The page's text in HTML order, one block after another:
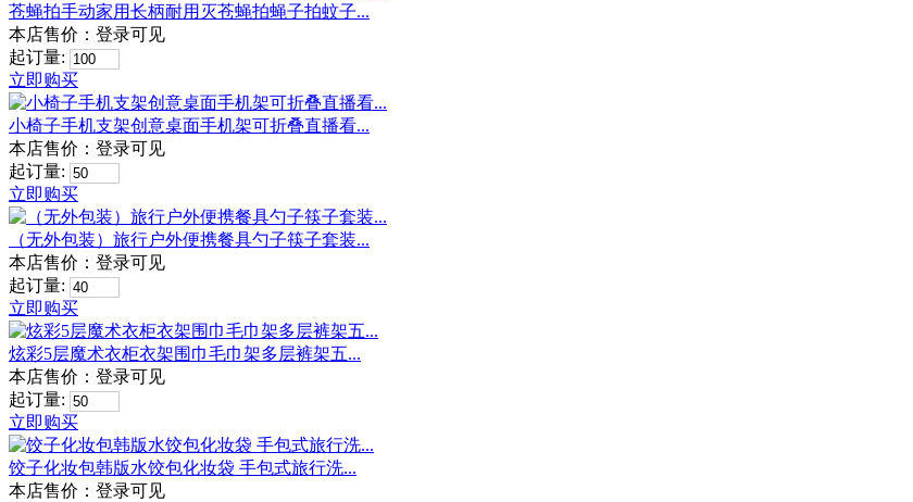
苍蝇拍手动家用长柄耐用灭苍蝇拍蝇子拍蚊子...
本店售价： 登录可见
起订量:
立即购买
小椅子手机支架创意桌面手机架可折叠直播看...
本店售价： 登录可见
起订量:
立即购买
（无外包装）旅行户外便携餐具勺子筷子套装...
本店售价： 登录可见
起订量:
立即购买
炫彩5层魔术衣柜衣架围巾毛巾架多层裤架五...
本店售价： 登录可见
起订量:
立即购买
饺子化妆包韩版水饺包化妆袋 手包式旅行洗...
本店售价： 登录可见